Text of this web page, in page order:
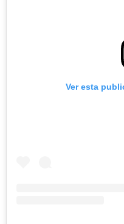
Ver esta